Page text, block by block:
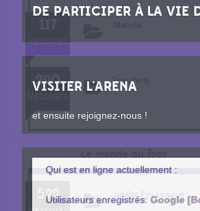
DE PARTICIPER À LA VIE
VISITER L'ARENA
et ensuite rejoignez-nous !
Qui est en ligne actuellement :
Utilisateurs enregistrés:Google
MESSAGES
290 Transferts
Le monde du foot
522 Jupiler Pro League